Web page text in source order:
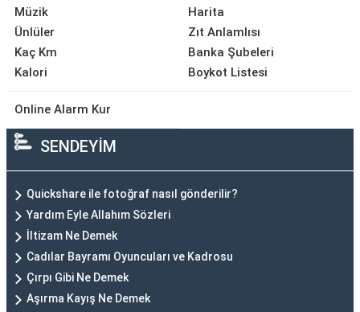
Müzik
Ünlüler
Kaç Km
Kalori
Harita
Zıt Anlamlısı
Banka Şubeleri
Boykot Listesi
Online Alarm Kur
SENDEYİM
Quickshare ile fotoğraf nasıl gönderilir?
Yardım Eyle Allahım Sözleri
İltizam Ne Demek
Cadılar Bayramı Oyuncuları ve Kadrosu
Çırpı Gibi Ne Demek
Aşırma Kayış Ne Demek